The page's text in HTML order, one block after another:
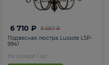
9 587 ₽
6 710 ₽
Подвесная люстра Lussole LSP-
9941
На складе 1 шт